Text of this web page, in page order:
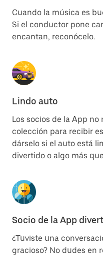
Cuando la música es
Si el conductor pone
encantan, reconócelo.
Lindo auto
Los socios de la App
colección para recibir
dárselo si el auto está
divertido o algo más
Socio de la App
¿Tuviste una
gracioso? No dudes en